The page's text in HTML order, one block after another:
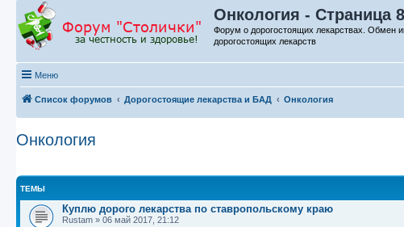
Онкология - Страница
Форум о дорогостоящих лекарствах. Обмен
дорогостоящих лекарств
Меню
Список форумов Дорогостоящие лекарства и БАД Онкология
Онкология
ТЕМЫ
Куплю дорого лекарства по ставропольскому краю
Rustam » 06 май 2017, 21:12